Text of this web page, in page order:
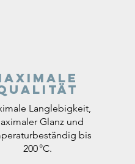
Langlebigkeit,
Glanz und
bis
200 °C.